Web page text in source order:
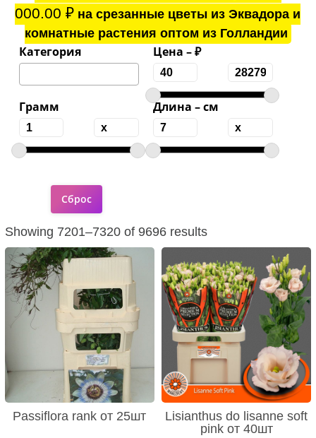
000.00₽ на срезанные цветы из Эквадора и
комнатные растения оптом из Голландии
Категория Цена – ₽
Грамм Длина – см
Showing 7201–7320 of 9696 results
Passiflora rank от 25шт
Lisianthus do lisanne soft
pink от 40шт